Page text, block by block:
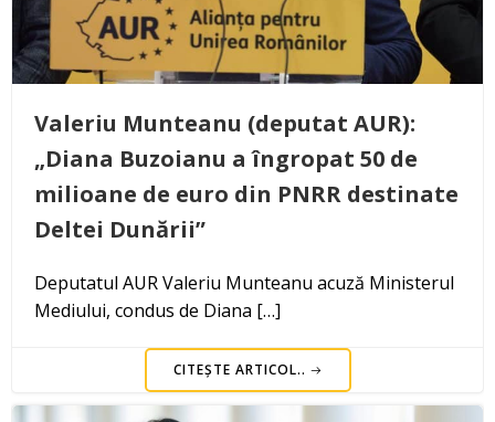
Valeriu Munteanu (deputat AUR):
„Diana Buzoianu a îngropat 50 de
milioane de euro din PNRR destinate
Deltei Dunării”
Deputatul AUR Valeriu Munteanu acuză Ministerul
Mediului, condus de Diana […]
CITEȘTE ARTICOL..